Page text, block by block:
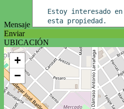
Mensaje
Enviar
UBICACIÓN
+
−